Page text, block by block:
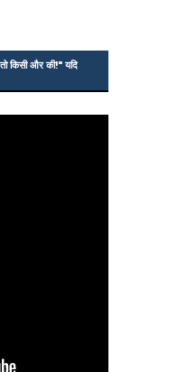
किसी और की!" यदि